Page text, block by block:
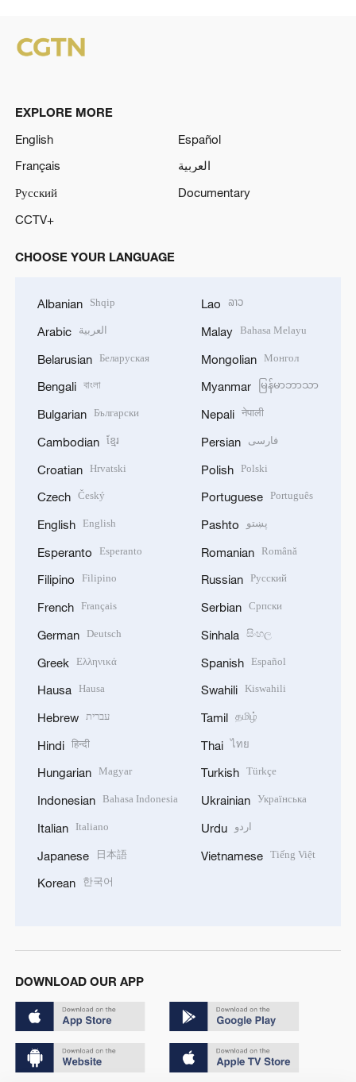
EXPLORE MORE
English
Español
Français
العربية
Русский
Documentary
CCTV+
CHOOSE YOUR LANGUAGE
Albanian Shqip
Arabic العربية
Belarusian Беларуская
Bengali বাংলা
Bulgarian Български
Cambodian ខ្មែរ
Croatian Hrvatski
Czech Český
English English
Esperanto Esperanto
Filipino Filipino
French Français
German Deutsch
Greek Ελληνικά
Hausa Hausa
Hebrew עברית
Hindi हिन्दी
Hungarian Magyar
Indonesian Bahasa Indonesia
Italian Italiano
Japanese 日本語
Korean 한국어
Lao ລາວ
Malay Bahasa Melayu
Mongolian Монгол
Myanmar မြန်မာဘာသာ
Nepali नेपाली
Persian فارسی
Polish Polski
Portuguese Português
Pashto پښتو
Romanian Română
Russian Русский
Serbian Српски
Sinhala සිංහල
Spanish Español
Swahili Kiswahili
Tamil தமிழ்
Thai ไทย
Turkish Türkçe
Ukrainian Українська
Urdu اردو
Vietnamese Tiếng Việt
DOWNLOAD OUR APP